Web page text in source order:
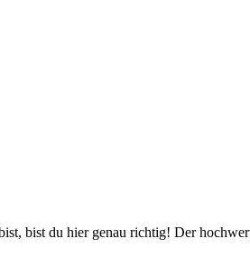
bist du hier genau richtig! Der